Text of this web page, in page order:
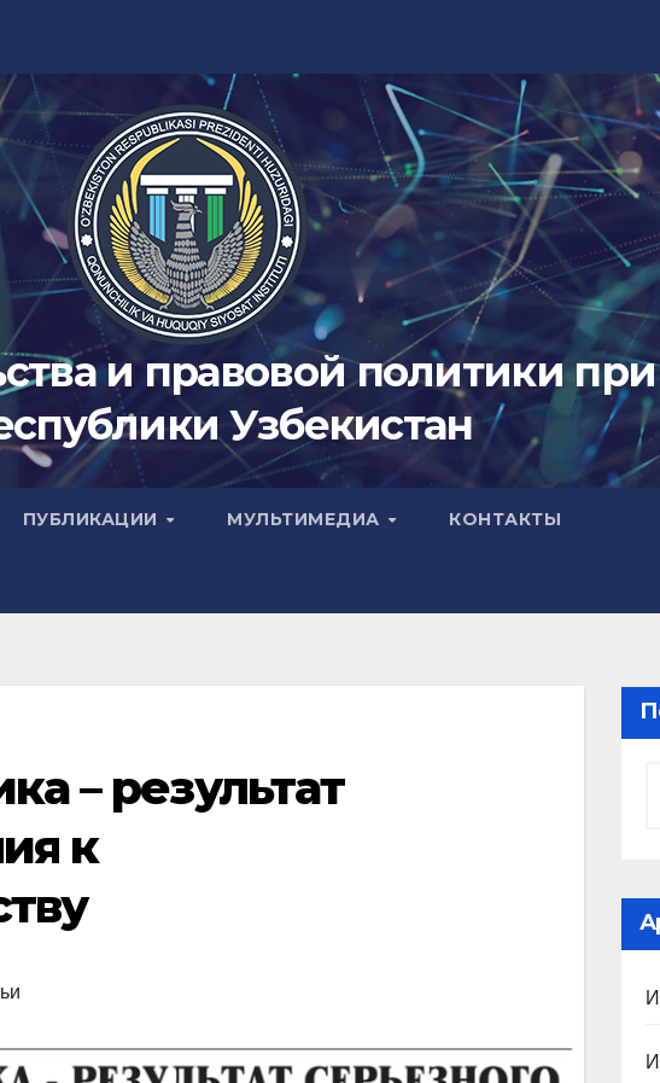
и правовой политики
Узбекистан
ПУБЛИКАЦИИ МУЛЬТИМЕДИА КОНТАКТЫ
– результат
к